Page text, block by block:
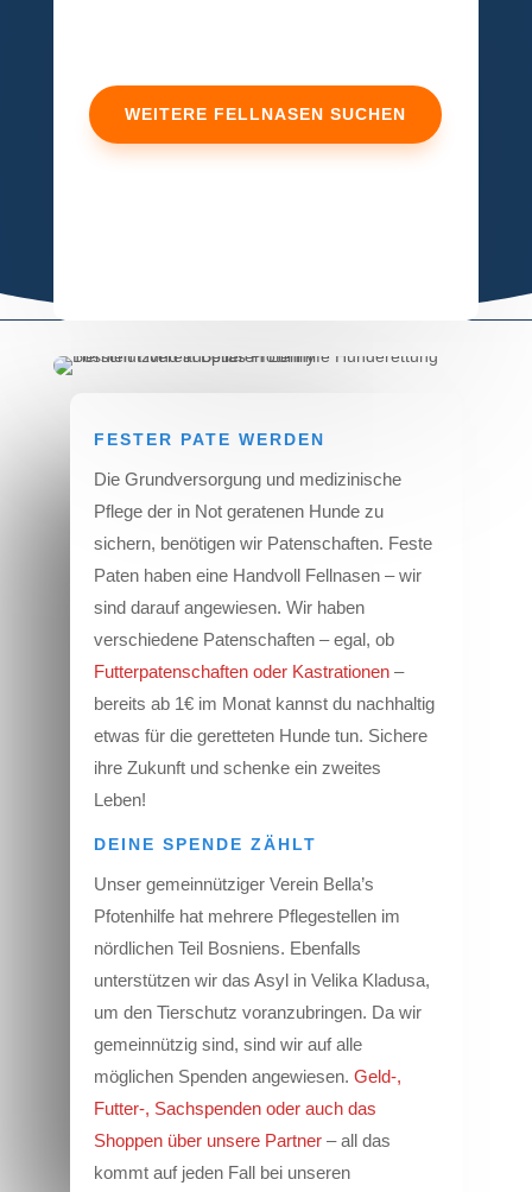
WEITERE FELLNASEN SUCHEN
FESTER PATE WERDEN
Die Grundversorgung und medizinische
Pflege der in Not geratenen Hunde zu
sichern, benötigen wir Patenschaften. Feste
Paten haben eine Handvoll Fellnasen – wir
sind darauf angewiesen.Wir haben
verschiedene Patenschaften – egal, ob
Futterpatenschaften oder Kastrationen –
bereits ab 1€ im Monat kannst du nachhaltig
etwas für die geretteten Hunde tun. Sichere
ihre Zukunft und schenke ein zweites
Leben!
DEINE SPENDE ZÄHLT
Unser gemeinnütziger Verein Bella’s
Pfotenhilfe hat mehrere Pflegestellen im
nördlichen Teil Bosniens. Ebenfalls
unterstützen wir das Asyl in Velika Kladusa,
um den Tierschutz voranzubringen. Da wir
gemeinnützig sind, sind wir auf alle
möglichen Spenden angewiesen.Geld-,
Futter-, Sachspenden oder auch das
Shoppen über unsere Partner – all das
kommt auf jeden Fall bei unseren